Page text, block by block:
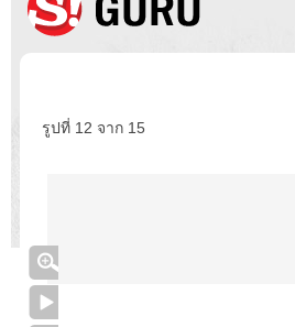
รูปที่ 12 จาก 15